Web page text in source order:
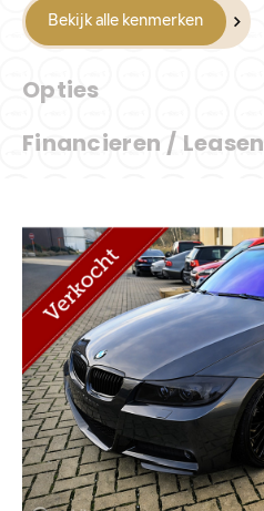
Bekijk alle kenmerken
Opties
Financieren / Leasen